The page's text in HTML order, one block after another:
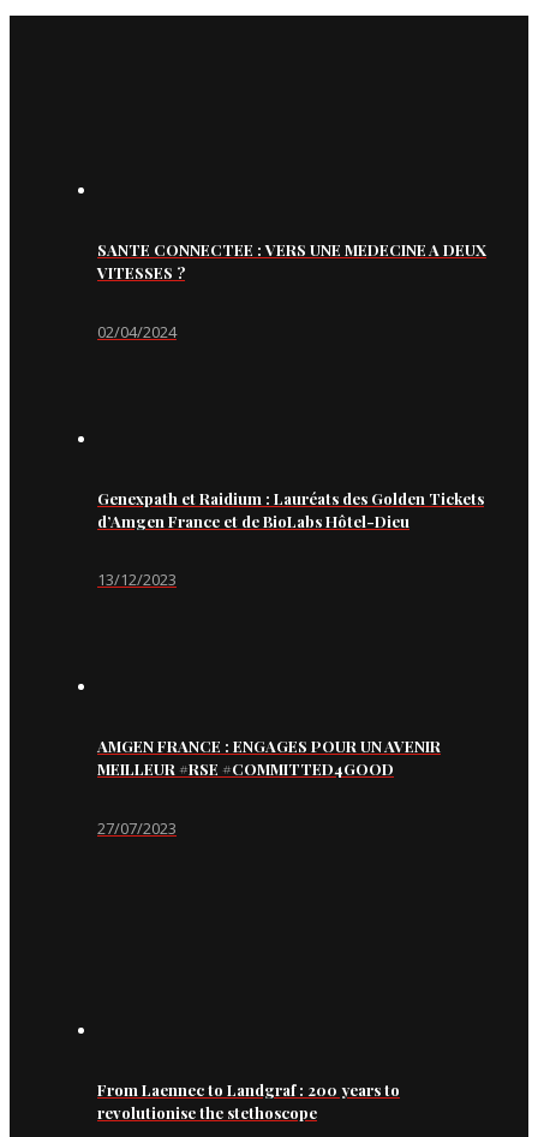
SANTE CONNECTEE : VERS UNE MEDECINE A DEUX
VITESSES ?
02/04/2024
Genexpath et Raidium : Lauréats des Golden Tickets
d’Amgen France et de BioLabs Hôtel-Dieu
13/12/2023
AMGEN FRANCE : ENGAGES POUR UN AVENIR
MEILLEUR #RSE #COMMITTED4GOOD
27/07/2023
From Laennec to Landgraf : 200 years to
revolutionise the stethoscope